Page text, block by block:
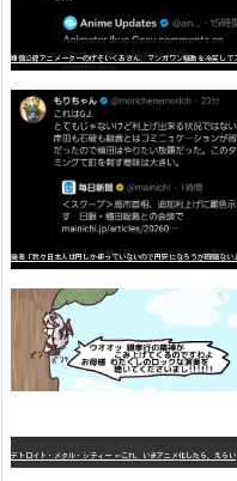
識者「我々日本人は円しか使っていないので円安になろうが問題ない」